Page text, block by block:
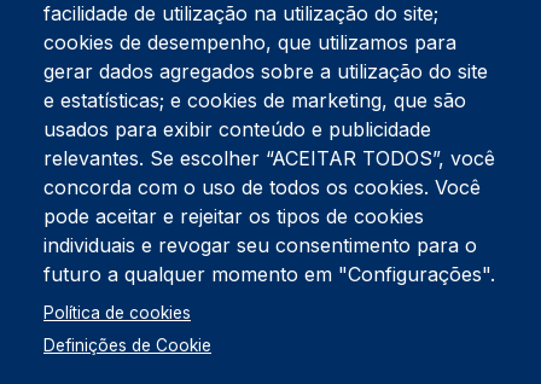
Tel:234 390 100Fax:234 390 100
Endereço Postal
Apartado 42
Rua Gil Eanes 31
3834-908 Gafanha da Nazaré
Estúdios
Rua Prior Guerra
Edifício do Centro Cultural da Gafanha da Nazaré
3830-556 Gafanha da Nazaré
Rodapé
Cookies
Política de Privacidade
facilidade de utilização na utilização do site;
cookies de desempenho, que utilizamos para
gerar dados agregados sobre a utilização do site
e estatísticas; e cookies de marketing, que são
usados para exibir conteúdo e publicidade
relevantes. Se escolher “ACEITAR TODOS”, você
concorda com o uso de todos os cookies. Você
pode aceitar e rejeitar os tipos de cookies
individuais e revogar seu consentimento para o
futuro a qualquer momento em "Configurações".
Política de cookies
Definições de Cookie